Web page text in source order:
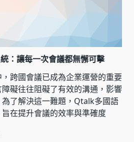
：讓每一次會議都無懈可擊
跨國會議已成為企業運營的重要
礙往往阻礙了有效的溝通，影響
了解決這一難題，Qtalk多國語
在提升會議的效率與準確度